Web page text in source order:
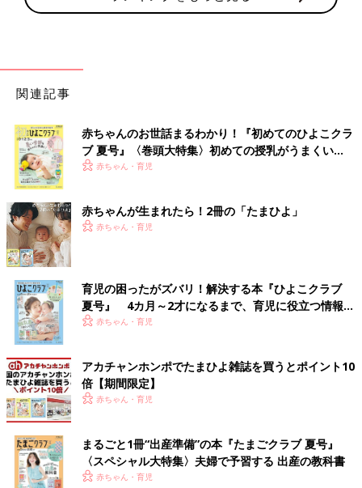
関連記事
赤ちゃんのお世話まるわかり！『初めてのひよこクラ
ブ 夏号』〈巻頭大特集〉初めての授乳がうまくい
く！ おっぱい・ミルクの基本と夏のトラブル 解決テ
赤ちゃん・育児
赤ちゃんが生まれたら！2冊の「たまひよ」
赤ちゃん・育児
育児の困ったがズバリ！解決する本『ひよこクラブ
夏号』 4カ月～2才になるまで、育児に役立つ情報が
いっぱい！
赤ちゃん・育児
アカチャンホンポでたまひよ雑誌を買うとポイント10
倍【期間限定】
赤ちゃん・育児
まるごと1冊“出産準備”の本『たまごクラブ 夏号』
〈スペシャル大特集〉夫婦で予習する 出産の教科書
赤ちゃん・育児